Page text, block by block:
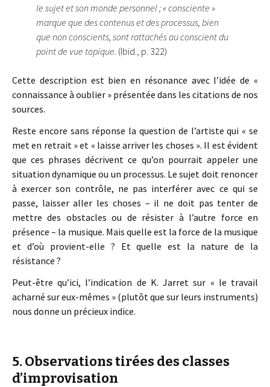
le sujet et son monde personnel ; « consciente »
marque que des contenus et des processus, bien
que non conscients, sont rattachés au conscient du
point de vue topique. (Ibid., p. 322)
Cette description est bien en résonance avec l’idée de «
connaissance à oublier » présentée dans les citations de nos
sources.
Reste encore sans réponse la question de l’artiste qui « se
met en retrait » et « laisse arriver les choses ». Il est évident
que ces phrases décrivent ce qu’on pourrait appeler une
situation dynamique ou un processus. Le sujet doit renoncer
à exercer son contrôle, ne pas interférer avec ce qui se
passe, laisser aller les choses – il ne doit pas tenter de
mettre des obstacles ou de résister à l’autre force en
présence – la musique. Mais quelle est la force de la musique
et d’où provient-elle ? Et quelle est la nature de la
résistance ?
Peut-être qu’ici, l’indication de K. Jarret sur « le travail
acharné sur eux-mêmes » (plutôt que sur leurs instruments)
nous donne un précieux indice.
5. Observations tirées des classes
d’improvisation